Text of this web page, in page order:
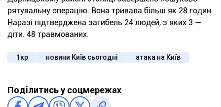
рятувальну операцію. Вона тривала більш як 28 годин.
Наразі підтверджена загибель 24 людей, з яких 3 —
діти. 48 травмованих.
1кр новини Київ сьогодні атака на Київ
Поділитись у соцмережах